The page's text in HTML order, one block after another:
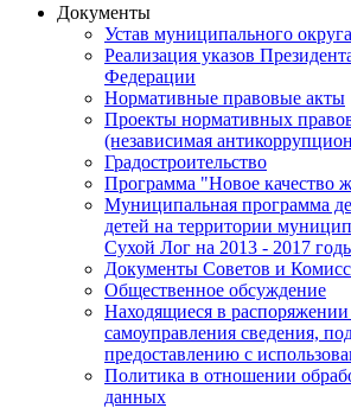
Документы
Устав муниципального
Реализация указов
Федерации
Нормативные правовые акты
Проекты нормативных
(независимая
Градостроительство
Программа "Новое качество
Муниципальная программа
детей на территории
Сухой Лог на 2013 - 2017
Документы Советов и
Общественное обсуждение
Находящиеся в
самоуправления сведения,
предоставлению с
Политика в отношении
данных